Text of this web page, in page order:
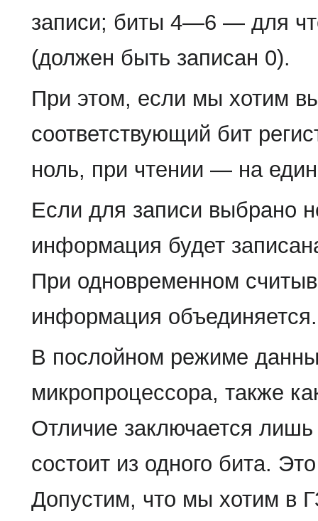
записи; биты 4—6 — для
(должен быть записан 0).
При этом, если мы хотим
соответствующий бит
ноль, при чтении — на
Если для записи выбрано
информация будет
При одновременном
информация объединяется.
В послойном режиме
микропроцессора, также
Отличие заключается
состоит из одного бита.
Допустим, что мы хотим в